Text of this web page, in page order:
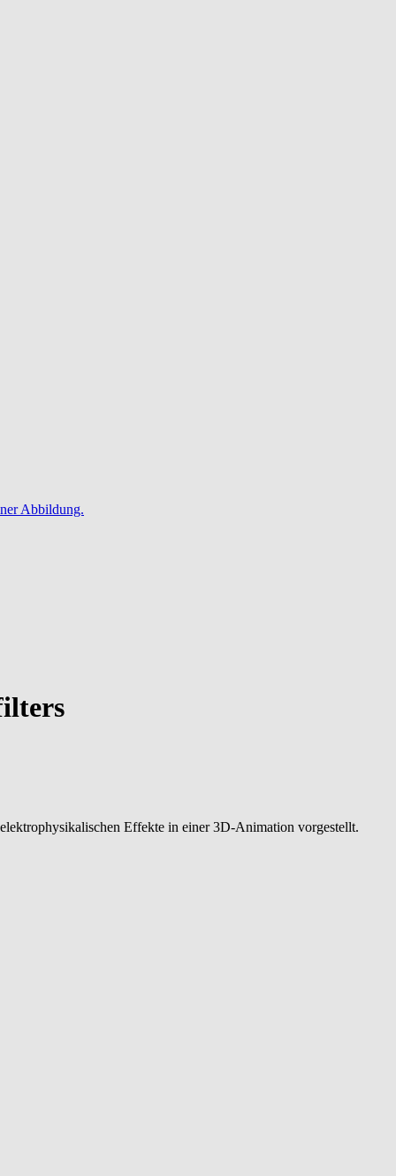
Effekte in einer 3D-Animation vorgestellt.